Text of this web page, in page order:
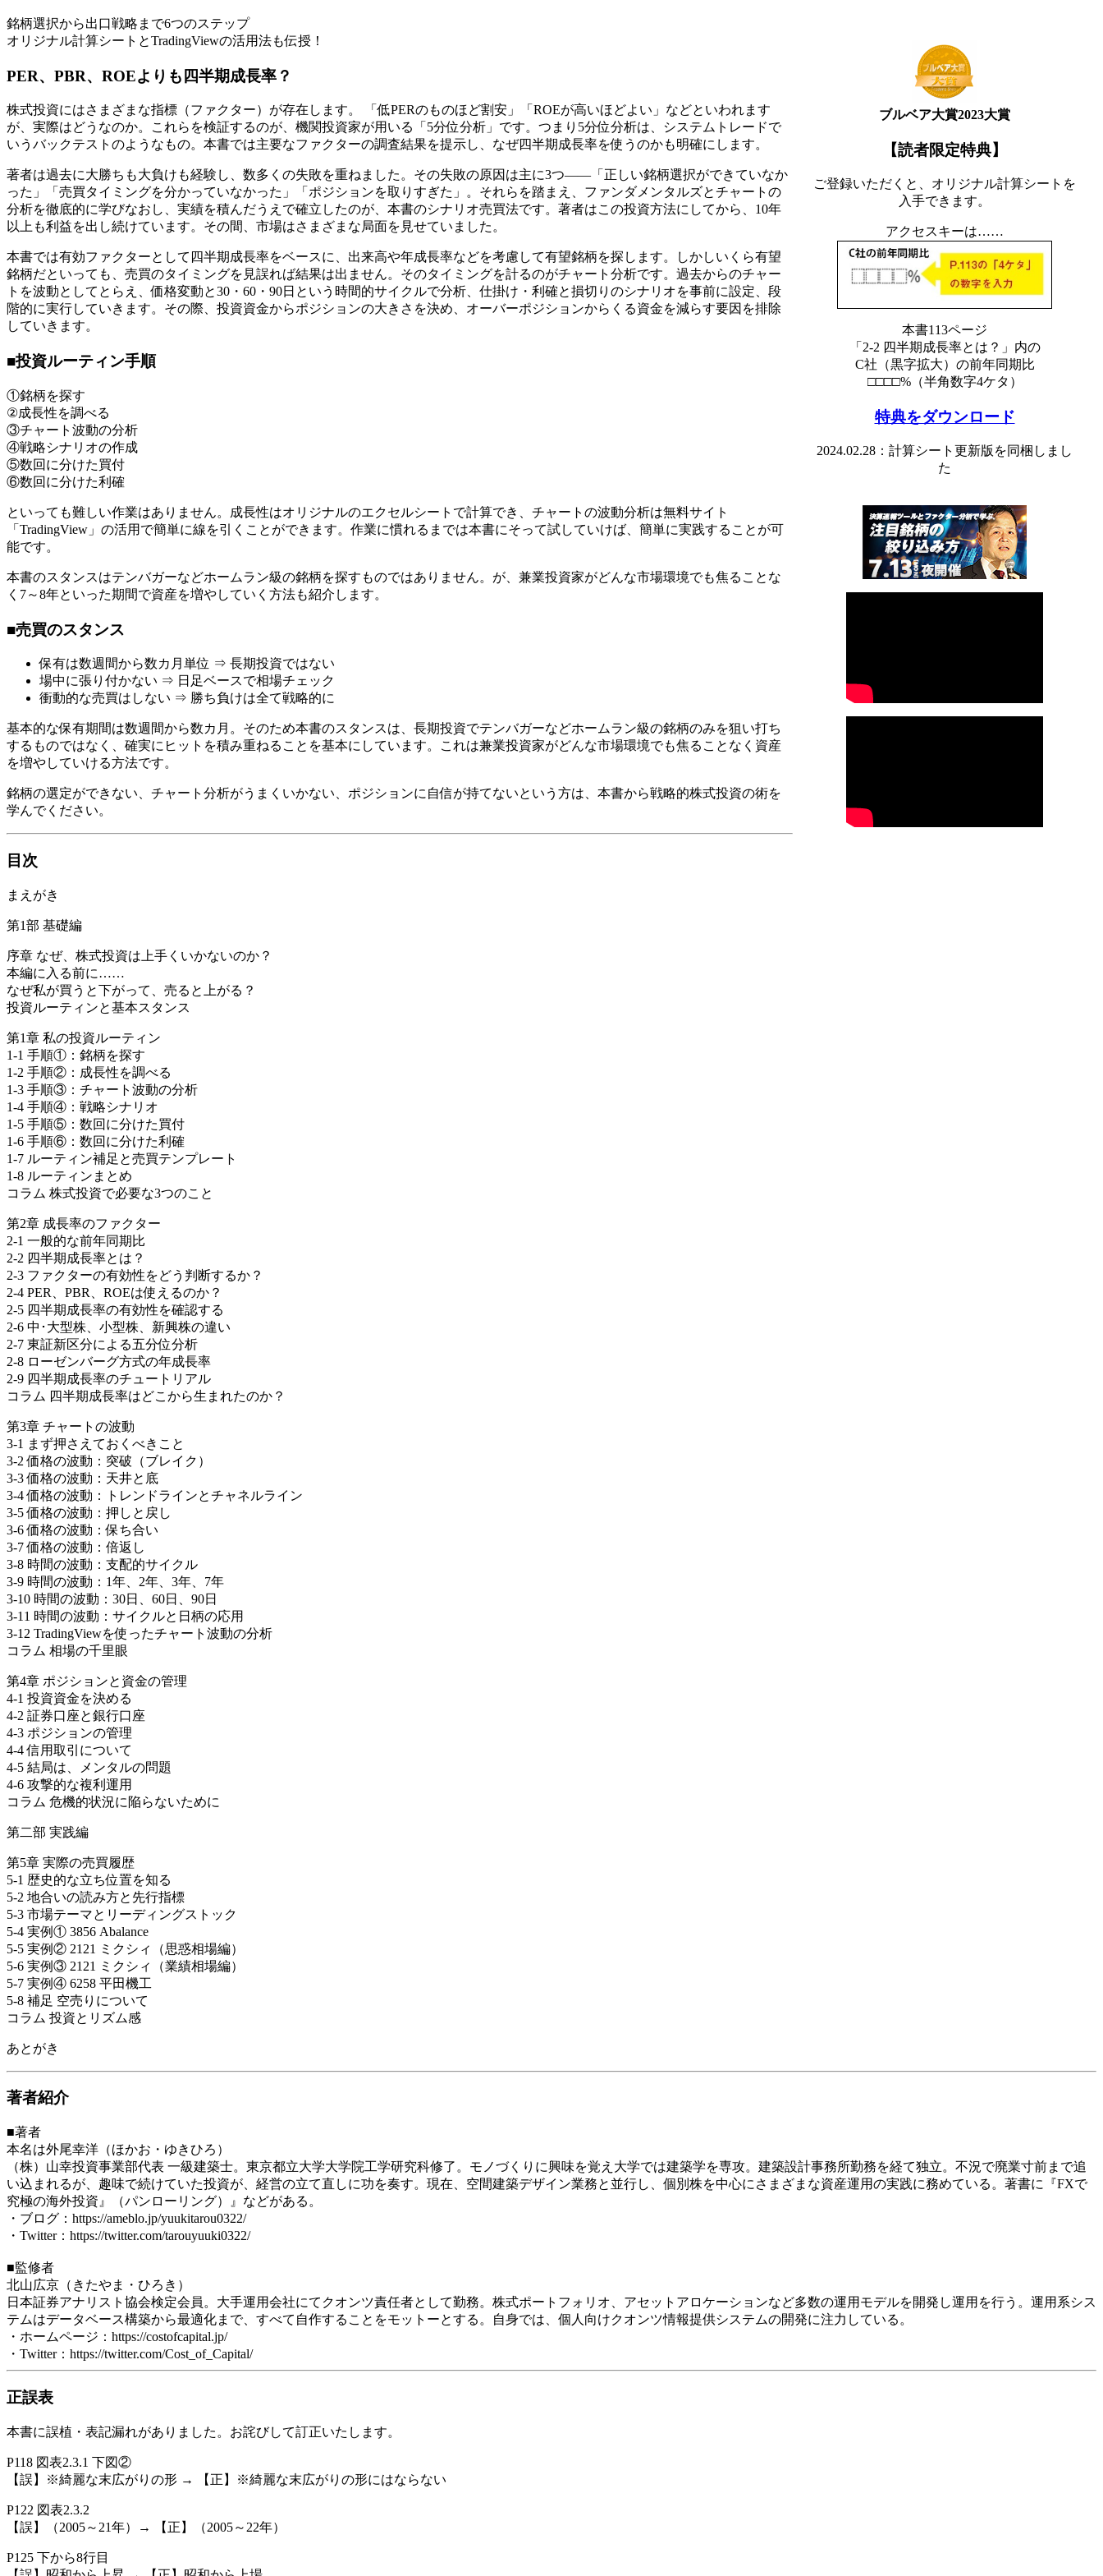
ブルベア大賞2023大賞
【読者限定特典】
ご登録いただくと、オリジナル計算シートを
入手できます。
アクセスキーは……
本書113ページ
「2-2 四半期成長率とは？」内の
C社（黒字拡大）の前年同期比
□□□□%（半角数字4ケタ）
特典をダウンロード
2024.02.28：計算シート更新版を同梱しまし
た
銘柄選択から出口戦略まで6つのステップ
オリジナル計算シートとTradingViewの活用法も伝授！
PER、PBR、ROEよりも四半期成長率？
株式投資にはさまざまな指標（ファクター）が存在します。 「低PERのものほど割安」「ROEが高いほどよい」などといわれます
が、実際はどうなのか。これらを検証するのが、機関投資家が用いる「5分位分析」です。つまり5分位分析は、システムトレードで
いうバックテストのようなもの。本書では主要なファクターの調査結果を提示し、なぜ四半期成長率を使うのかも明確にします。
著者は過去に大勝ちも大負けも経験し、数多くの失敗を重ねました。その失敗の原因は主に3つ――「正しい銘柄選択ができていなか
った」「売買タイミングを分かっていなかった」「ポジションを取りすぎた」。それらを踏まえ、ファンダメンタルズとチャートの
分析を徹底的に学びなおし、実績を積んだうえで確立したのが、本書のシナリオ売買法です。著者はこの投資方法にしてから、10年
以上も利益を出し続けています。その間、市場はさまざまな局面を見せていました。
本書では有効ファクターとして四半期成長率をベースに、出来高や年成長率などを考慮して有望銘柄を探します。しかしいくら有望
銘柄だといっても、売買のタイミングを見誤れば結果は出ません。そのタイミングを計るのがチャート分析です。過去からのチャー
トを波動としてとらえ、価格変動と30・60・90日という時間的サイクルで分析、仕掛け・利確と損切りのシナリオを事前に設定、段
階的に実行していきます。その際、投資資金からポジションの大きさを決め、オーバーポジションからくる資金を減らす要因を排除
していきます。
■投資ルーティン手順
①銘柄を探す
②成長性を調べる
③チャート波動の分析
④戦略シナリオの作成
⑤数回に分けた買付
⑥数回に分けた利確
といっても難しい作業はありません。成長性はオリジナルのエクセルシートで計算でき、チャートの波動分析は無料サイト
「TradingView」の活用で簡単に線を引くことができます。作業に慣れるまでは本書にそって試していけば、簡単に実践することが可
能です。
本書のスタンスはテンバガーなどホームラン級の銘柄を探すものではありません。が、兼業投資家がどんな市場環境でも焦ることな
く7～8年といった期間で資産を増やしていく方法も紹介します。
■売買のスタンス
保有は数週間から数カ月単位 ⇒ 長期投資ではない
場中に張り付かない ⇒ 日足ベースで相場チェック
衝動的な売買はしない ⇒ 勝ち負けは全て戦略的に
基本的な保有期間は数週間から数カ月。そのため本書のスタンスは、長期投資でテンバガーなどホームラン級の銘柄のみを狙い打ち
するものではなく、確実にヒットを積み重ねることを基本にしています。これは兼業投資家がどんな市場環境でも焦ることなく資産
を増やしていける方法です。
銘柄の選定ができない、チャート分析がうまくいかない、ポジションに自信が持てないという方は、本書から戦略的株式投資の術を
学んでください。
目次
まえがき
第1部 基礎編
序章 なぜ、株式投資は上手くいかないのか？
本編に入る前に……
なぜ私が買うと下がって、売ると上がる？
投資ルーティンと基本スタンス
第1章 私の投資ルーティン
1-1 手順①：銘柄を探す
1-2 手順②：成長性を調べる
1-3 手順③：チャート波動の分析
1-4 手順④：戦略シナリオ
1-5 手順⑤：数回に分けた買付
1-6 手順⑥：数回に分けた利確
1-7 ルーティン補足と売買テンプレート
1-8 ルーティンまとめ
コラム 株式投資で必要な3つのこと
第2章 成長率のファクター
2-1 一般的な前年同期比
2-2 四半期成長率とは？
2-3 ファクターの有効性をどう判断するか？
2-4 PER、PBR、ROEは使えるのか？
2-5 四半期成長率の有効性を確認する
2-6 中･大型株、小型株、新興株の違い
2-7 東証新区分による五分位分析
2-8 ローゼンバーグ方式の年成長率
2-9 四半期成長率のチュートリアル
コラム 四半期成長率はどこから生まれたのか？
第3章 チャートの波動
3-1 まず押さえておくべきこと
3-2 価格の波動：突破（ブレイク）
3-3 価格の波動：天井と底
3-4 価格の波動：トレンドラインとチャネルライン
3-5 価格の波動：押しと戻し
3-6 価格の波動：保ち合い
3-7 価格の波動：倍返し
3-8 時間の波動：支配的サイクル
3-9 時間の波動：1年、2年、3年、7年
3-10 時間の波動：30日、60日、90日
3-11 時間の波動：サイクルと日柄の応用
3-12 TradingViewを使ったチャート波動の分析
コラム 相場の千里眼
第4章 ポジションと資金の管理
4-1 投資資金を決める
4-2 証券口座と銀行口座
4-3 ポジションの管理
4-4 信用取引について
4-5 結局は、メンタルの問題
4-6 攻撃的な複利運用
コラム 危機的状況に陥らないために
第二部 実践編
第5章 実際の売買履歴
5-1 歴史的な立ち位置を知る
5-2 地合いの読み方と先行指標
5-3 市場テーマとリーディングストック
5-4 実例① 3856 Abalance
5-5 実例② 2121 ミクシィ（思惑相場編）
5-6 実例③ 2121 ミクシィ（業績相場編）
5-7 実例④ 6258 平田機工
5-8 補足 空売りについて
コラム 投資とリズム感
あとがき
著者紹介
■著者
本名は外尾幸洋（ほかお・ゆきひろ）
（株）山幸投資事業部代表 一級建築士。東京都立大学大学院工学研究科修了。モノづくりに興味を覚え大学では建築学を専攻。建築設計事務所勤務を経て独立。不況で廃業寸前まで追
い込まれるが、趣味で続けていた投資が、経営の立て直しに功を奏す。現在、空間建築デザイン業務と並行し、個別株を中心にさまざまな資産運用の実践に務めている。著書に『FXで
究極の海外投資』（パンローリング）』などがある。
・ブログ：https://ameblo.jp/yuukitarou0322/
・Twitter：https://twitter.com/tarouyuuki0322/
■監修者
北山広京（きたやま・ひろき）
日本証券アナリスト協会検定会員。大手運用会社にてクオンツ責任者として勤務。株式ポートフォリオ、アセットアロケーションなど多数の運用モデルを開発し運用を行う。運用系シス
テムはデータベース構築から最適化まで、すべて自作することをモットーとする。自身では、個人向けクオンツ情報提供システムの開発に注力している。
・ホームページ：https://costofcapital.jp/
・Twitter：https://twitter.com/Cost_of_Capital/
正誤表
本書に誤植・表記漏れがありました。お詫びして訂正いたします。
P118 図表2.3.1 下図②
【誤】※綺麗な末広がりの形 → 【正】※綺麗な末広がりの形にはならない
P122 図表2.3.2
【誤】（2005～21年）→ 【正】（2005～22年）
P125 下から8行目